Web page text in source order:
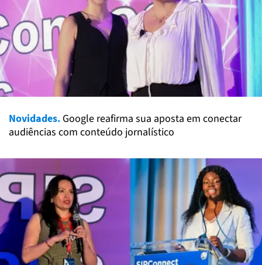
Novidades. Google reafirma sua aposta em conectar
audiências com conteúdo jornalístico